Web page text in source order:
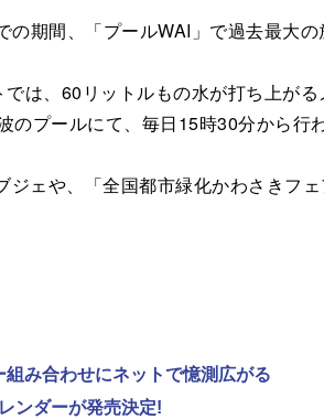
期間、「プールWAI」で過去最大の
、60リットルもの水が打ち上が
プールにて、毎日15時30分から行わ
ェや、「全国都市緑化かわさきフ
み合わせにネットで憶測広がる
ンダーが発売決定!